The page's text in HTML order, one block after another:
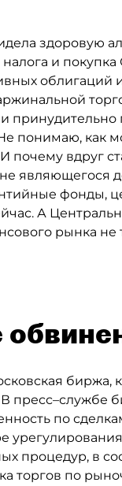
здоровую
и
облигаций
понимаю, как
почему вдруг
являющегося
фонды,
А
рынка не
биржа,
В пресс–службе
по
процедур, в
торгов по